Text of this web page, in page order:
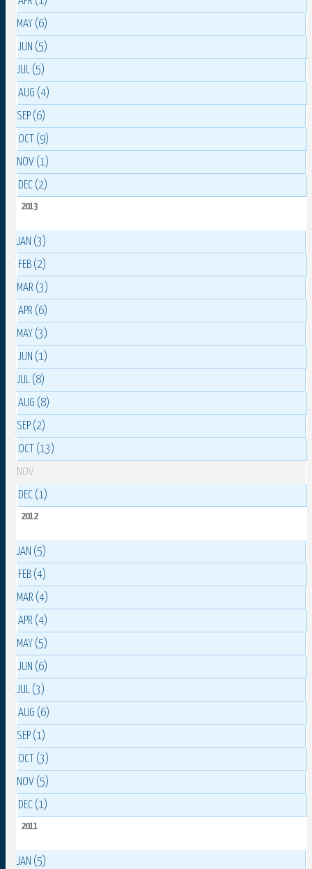
MAY (6)
JUN (5)
JUL (5)
AUG (4)
SEP (6)
OCT (9)
NOV (1)
DEC (2)
2013
JAN (3)
FEB (2)
MAR (3)
APR (6)
MAY (3)
JUN (1)
JUL (8)
AUG (8)
SEP (2)
OCT (13)
NOV
DEC (1)
2012
JAN (5)
FEB (4)
MAR (4)
APR (4)
MAY (5)
JUN (6)
JUL (3)
AUG (6)
SEP (1)
OCT (3)
NOV (5)
DEC (1)
2011
JAN (5)